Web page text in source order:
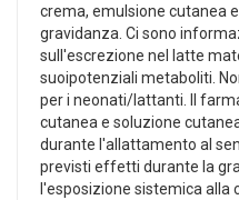
crema, emulsione cutanea
gravidanza. Ci sono
sull'escrezione nel latte
suoipotenziali metaboliti.
per i neonati/lattanti. Il
cutanea e soluzione
durante l'allattamento al
previsti effetti durante la
l'esposizione sistemica alla